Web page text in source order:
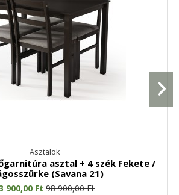
Asztalok
asztal + 4 szék Fekete /
(Savana 21)
900,00 Ft 98 900,00 Ft